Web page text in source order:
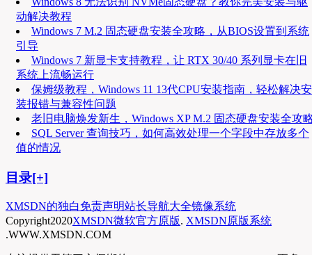
动解决教程
Windows 7 M.2 固态硬盘安装全攻略，从BIOS设置到系统
引导
Windows 7 新显卡支持教程，让 RTX 30/40 系列显卡在旧
系统上流畅运行
保姆级教程，Windows 11 13代CPU安装指南，轻松解决安
装报错与兼容性问题
老旧电脑焕发新生，Windows XP M.2 固态硬盘安装全攻
SQL Server 查询技巧，如何高效处理一个字段中存放多个
值的情况
目录[+]
XMSDN的独白免责声明站长导航大全镜像系统
Copyright2020XMSDN微软官方原版. XMSDN原版系统
.WWW.XMSDN.COM